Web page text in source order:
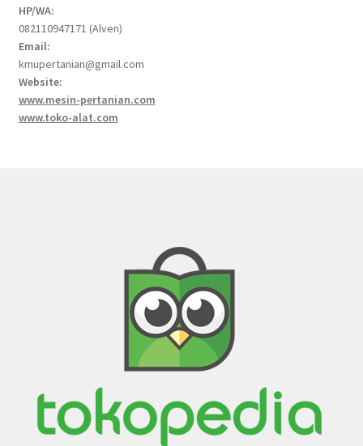
HP/WA:
082110947171 (Alven)
Email:
kmupertanian@gmail.com
Website:
www.mesin-pertanian.com
www.toko-alat.com